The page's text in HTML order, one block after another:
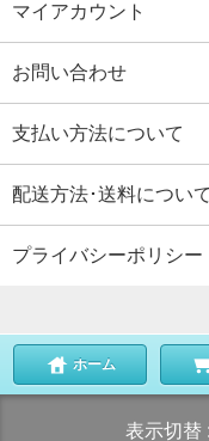
マイアカウント
お問い合わせ
支払い方法について
配送方法･送料について
プライバシーポリシー
ホーム
表示切替 :